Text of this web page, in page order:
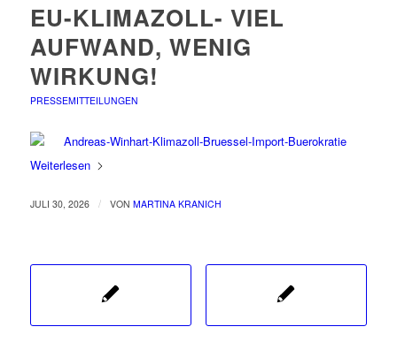
EU-KLIMAZOLL- VIEL
AUFWAND, WENIG
WIRKUNG!
PRESSEMITTEILUNGEN
Weiterlesen
JULI 30, 2026 / VON MARTINA KRANICH